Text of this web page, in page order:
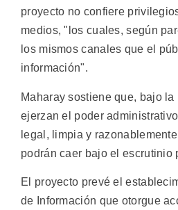
proyecto no confiere
medios, "los cuales, según
los mismos canales que el
información".
Maharay sostiene que, bajo
ejerzan el poder
legal, limpia y
podrán caer bajo el escrutinio
El proyecto prevé el
de Información que otorgue